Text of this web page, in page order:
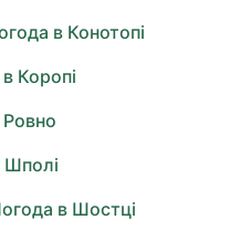
в Конотопі
Коропі
Шполі
в Шостці